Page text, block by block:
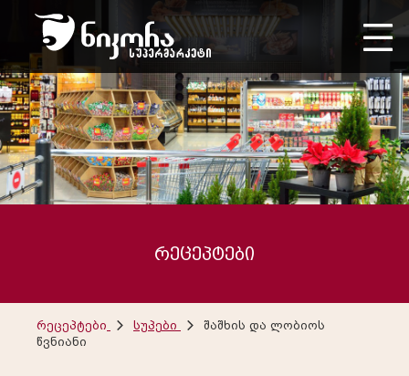
რეცეპტები
რეცეპტები სუპები
შაშხის და ლობიოს
წვნიანი